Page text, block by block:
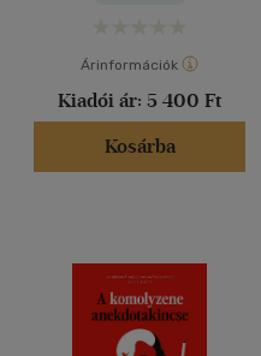
Árinformációk
Kiadói ár: 5 400 Ft
Kosárba